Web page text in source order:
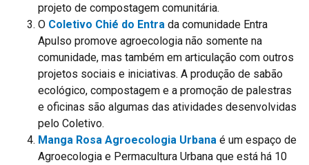
projeto de compostagem comunitária.
O Coletivo Chié do Entra da comunidade Entra
Apulso promove agroecologia não somente na
comunidade, mas também em articulação com outros
projetos sociais e iniciativas. A produção de sabão
ecológico, compostagem e a promoção de palestras
e oficinas são algumas das atividades desenvolvidas
pelo Coletivo.
Manga Rosa Agroecologia Urbana é um espaço de
Agroecologia e Permacultura Urbana que está há 10